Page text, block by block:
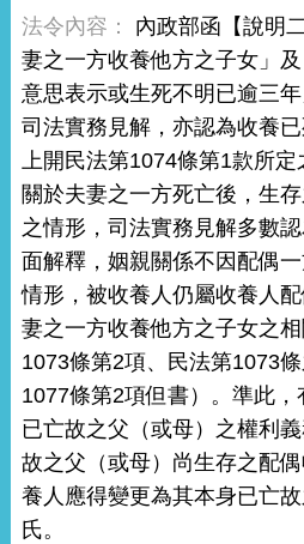
內政部函【說明
妻之一方收養他方之子女」
意思表示或生死不明已逾三
司法實務見解，亦認為收養
上開民法第1074條第1款所
關於夫妻之一方死亡後，生
之情形，司法實務見解多數
面解釋，姻親關係不因配偶
情形，被收養人仍屬收養人
妻之一方收養他方之子女之
1073條第2項、民法第1073
1077條第2項但書）。準此
已亡故之父（或母）之權利
故之父（或母）尚生存之配
養人應得變更為其本身已亡
氏。